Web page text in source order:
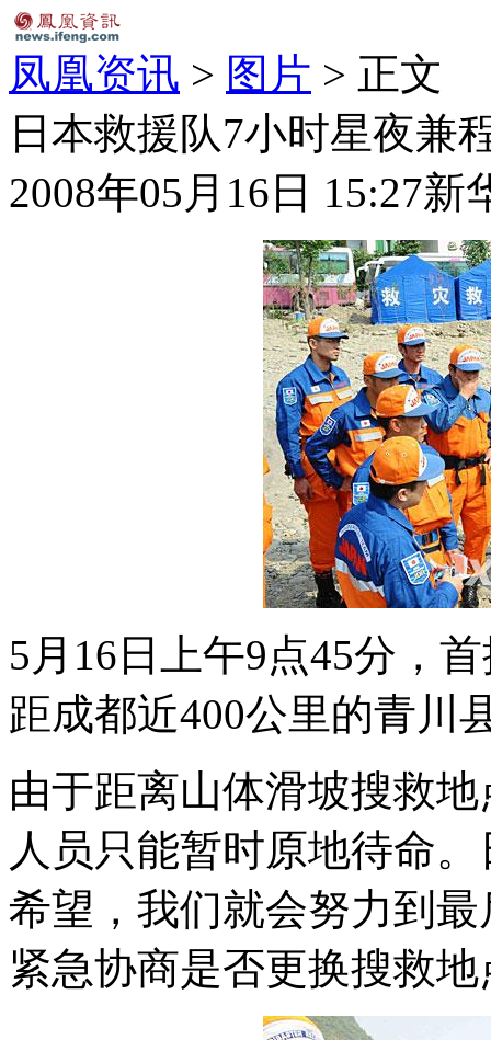
凤凰资讯 > 图片 > 正文
日本救援队7小时星夜兼
2008年05月16日 15:27新
5月16日上午9点45分，
距成都近400公里的青川
由于距离山体滑坡搜救
人员只能暂时原地待命
希望，我们就会努力到
紧急协商是否更换搜救